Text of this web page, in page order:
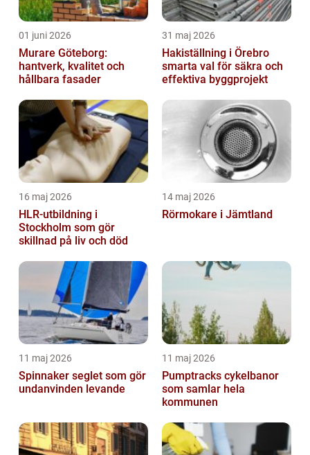
01 juni 2026
Murare Göteborg:
hantverk, kvalitet och
hållbara fasader
31 maj 2026
Hakiställning i Örebro
smarta val för säkra och
effektiva byggprojekt
16 maj 2026
HLR-utbildning i
Stockholm som gör
skillnad på liv och död
14 maj 2026
Rörmokare i Jämtland
11 maj 2026
Spinnaker seglet som gör
undanvinden levande
11 maj 2026
Pumptracks cykelbanor
som samlar hela
kommunen